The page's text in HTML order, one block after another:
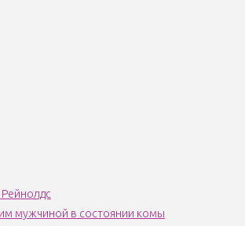
мужчиной в состоянии комы